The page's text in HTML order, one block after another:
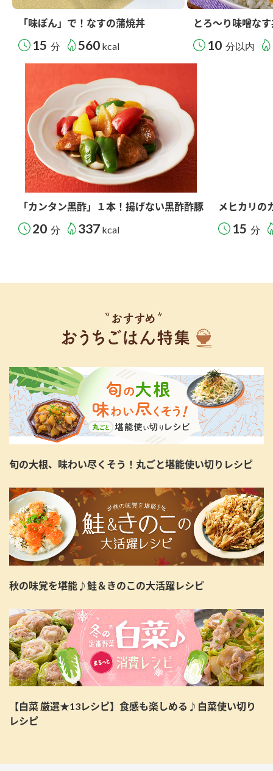
「味ぽん」で！なすの蒲焼丼
15 分 560 kcal
とろ～り味噌な
10 分以内
「カンタン黒酢」１本！揚げない黒酢酢豚
20 分 337 kcal
メヒカリの
15 分
旬の大根、味わい尽くそう！丸ごと堪能使い切りレシピ
秋の味覚を堪能♪鮭＆きのこの大活躍レシピ
【白菜 厳選★13レシピ】食感も楽しめる♪白菜使い切り
レシピ